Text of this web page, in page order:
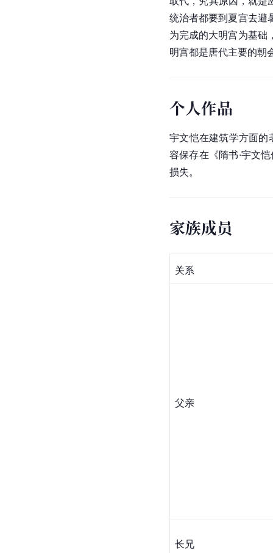
统治者都要到夏宫去避
为完成的大明宫为基础
明宫都是唐代主要的朝
个人作品
宇文恺在建筑学方面的
容保存在《隋书·宇文
损失。
家族成员
关系
父亲
长兄